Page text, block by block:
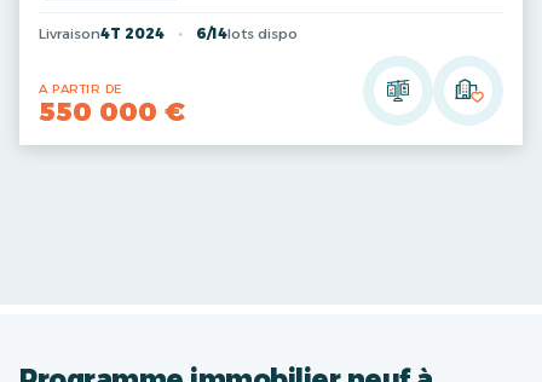
Livraison4T 2024 6/14lots dispo
A PARTIR DE
550 000 €